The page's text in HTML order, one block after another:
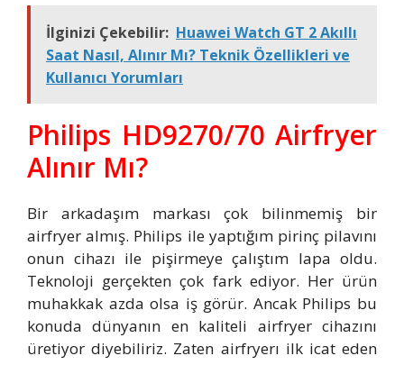
İlginizi Çekebilir: Huawei Watch GT 2 Akıllı
Saat Nasıl, Alınır Mı? Teknik Özellikleri ve
Kullanıcı Yorumları
Philips HD9270/70 Airfryer
Alınır Mı?
Bir arkadaşım markası çok bilinmemiş bir
airfryer almış. Philips ile yaptığım pirinç pilavını
onun cihazı ile pişirmeye çalıştım lapa oldu.
Teknoloji gerçekten çok fark ediyor. Her ürün
muhakkak azda olsa iş görür. Ancak Philips bu
konuda dünyanın en kaliteli airfryer cihazını
üretiyor diyebiliriz. Zaten airfryerı ilk icat eden